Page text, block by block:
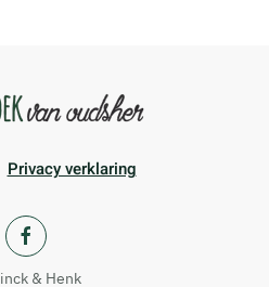
Privacy verklaring
& Henk